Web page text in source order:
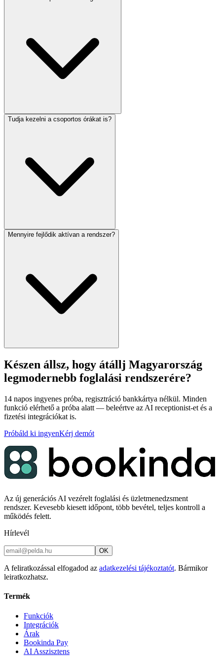
Tudja kezelni a csoportos órákat is?
Mennyire fejlődik aktívan a rendszer?
Készen állsz, hogy átállj Magyarország
legmodernebb foglalási rendszerére?
14 napos ingyenes próba, regisztráció bankkártya nélkül. Minden
funkció elérhető a próba alatt — beleértve az AI receptionist-et és a
fizetési integrációkat is.
Próbáld ki ingyenKérj demót
Az új generációs AI vezérelt foglalási és üzletmenedzsment
rendszer. Kevesebb kiesett időpont, több bevétel, teljes kontroll a
működés felett.
Hírlevél
OK
A feliratkozással elfogadod az adatkezelési tájékoztatót. Bármikor
leiratkozhatsz.
Termék
Funkciók
Integrációk
Árak
Bookinda Pay
AI Asszisztens